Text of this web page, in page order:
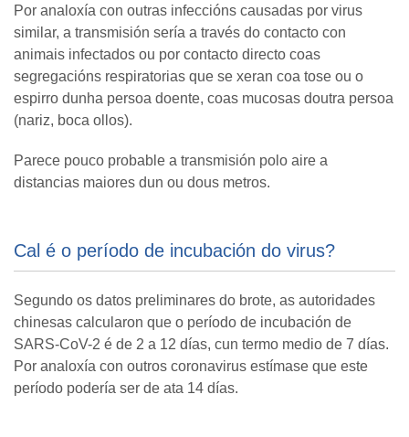
Por analoxía con outras infeccións causadas por virus
similar, a transmisión sería a través do contacto con
animais infectados ou por contacto directo coas
segregacións respiratorias que se xeran coa tose ou o
espirro dunha persoa doente, coas mucosas doutra persoa
(nariz, boca ollos).
Parece pouco probable a transmisión polo aire a
distancias maiores dun ou dous metros.
Cal é o período de incubación do virus?
Segundo os datos preliminares do brote, as autoridades
chinesas calcularon que o período de incubación de
SARS-CoV-2 é de 2 a 12 días, cun termo medio de 7 días.
Por analoxía con outros coronavirus estímase que este
período podería ser de ata 14 días.